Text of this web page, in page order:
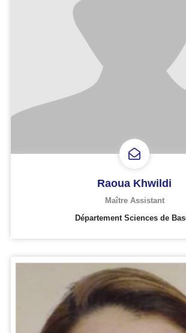
Raoua Khwildi
Maître Assistant
Département Sciences de